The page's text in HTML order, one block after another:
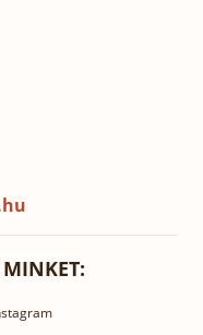
MINKET: